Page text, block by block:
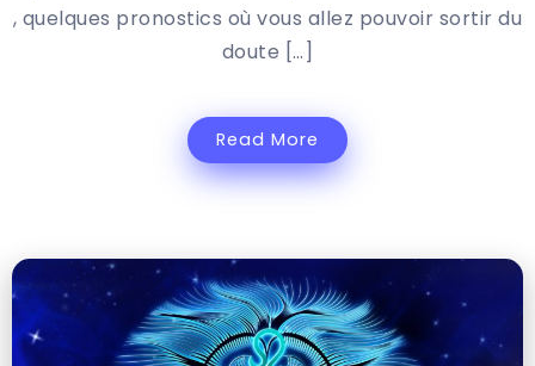
, quelques pronostics où vous allez pouvoir sortir du
doute […]
Read More